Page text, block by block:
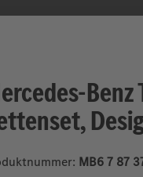
Benz
MB6 7 87